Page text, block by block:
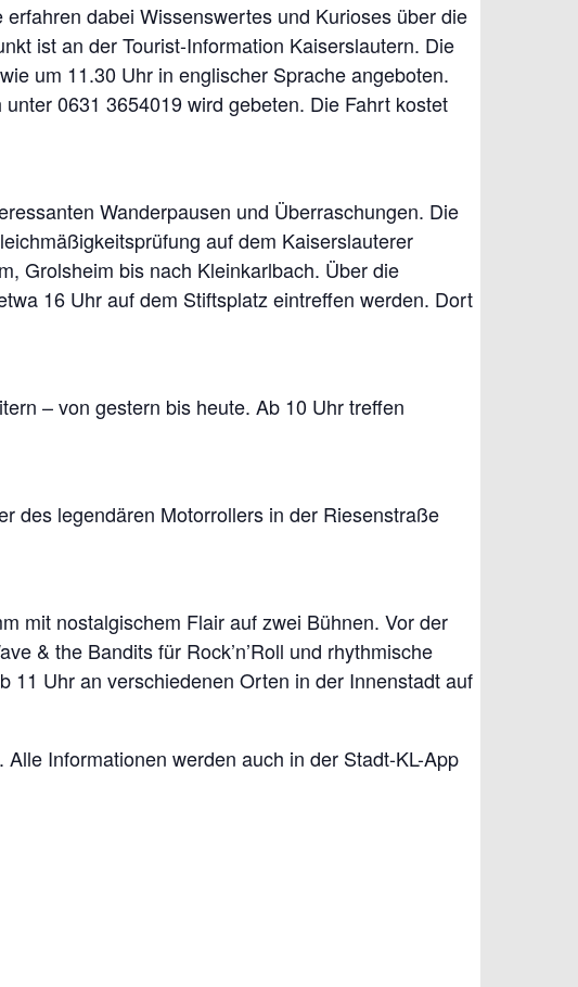
dabei Wissenswertes und Kurioses über die
ist an der Tourist-Information Kaiserslautern. Die
um 11.30 Uhr in englischer Sprache angeboten.
0631 3654019 wird gebeten. Die Fahrt kostet
Wanderpausen und Überraschungen. Die
auf dem Kaiserslauterer
Grolsheim bis nach Kleinkarlbach. Über die
16 Uhr auf dem Stiftsplatz eintreffen werden. Dort
– von gestern bis heute. Ab 10 Uhr treffen
des legendären Motorrollers in der Riesenstraße
mit nostalgischem Flair auf zwei Bühnen. Vor der
& the Bandits für Rock’n’Roll und rhythmische
11 Uhr an verschiedenen Orten in der Innenstadt auf
Informationen werden auch in der Stadt-KL-App